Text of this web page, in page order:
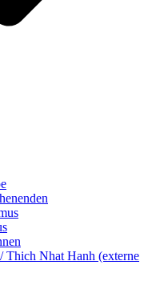
Thich Nhat Hanh (externe